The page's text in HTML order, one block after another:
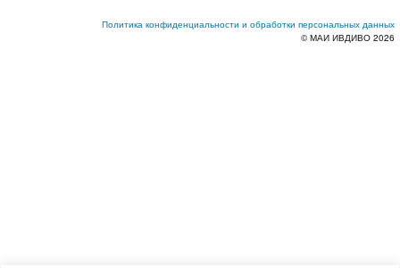
Политика конфиденциальности и обработки персональных данных
© МАИ ИВДИВО 2026